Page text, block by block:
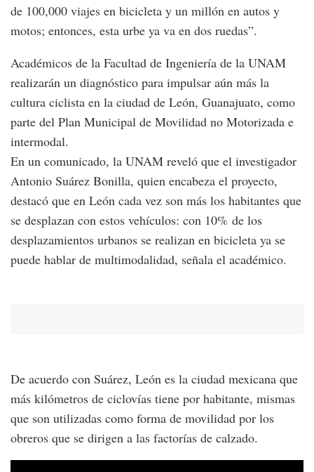
de 100,000 viajes en bicicleta y un millón en autos y
motos; entonces, esta urbe ya va en dos ruedas”.
Académicos de la Facultad de Ingeniería de la UNAM
realizarán un diagnóstico para impulsar aún más la
cultura ciclista en la ciudad de León, Guanajuato, como
parte del Plan Municipal de Movilidad no Motorizada e
intermodal.
En un comunicado, la UNAM reveló que el investigador
Antonio Suárez Bonilla, quien encabeza el proyecto,
destacó que en León cada vez son más los habitantes que
se desplazan con estos vehículos: con 10% de los
desplazamientos urbanos se realizan en bicicleta ya se
puede hablar de multimodalidad, señala el académico.
De acuerdo con Suárez, León es la ciudad mexicana que
más kilómetros de ciclovías tiene por habitante, mismas
que son utilizadas como forma de movilidad por los
obreros que se dirigen a las factorías de calzado.